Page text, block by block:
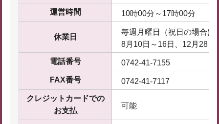
運営時間 10時00分～17時00分
休業日
毎週月曜日（祝日の場合は
8月10日～16日、12月28日
電話番号 0742-41-7155
FAX番号 0742-41-7117
クレジットカードでの
お支払
可能